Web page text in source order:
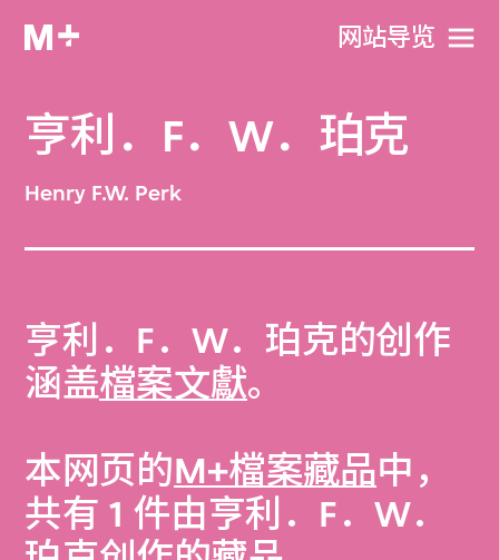
网站导览
亨利．F．W．珀克
Henry F.W. Perk
亨利．F．W．珀克的创作
涵盖檔案文獻。
本网页的M+檔案藏品中，
共有 1 件由亨利．F．W．